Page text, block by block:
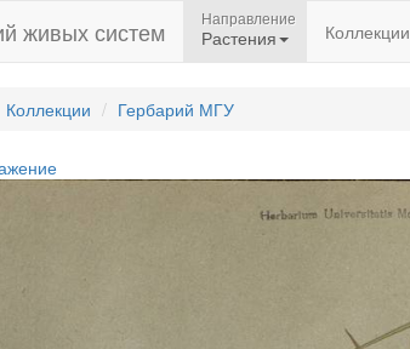
живых систем Направление
Растения Коллекции
Коллекции Гербарий МГУ